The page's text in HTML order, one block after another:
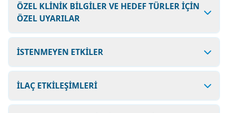
ÖZEL KLİNİK BİLGİLER VE HEDEF TÜRLER İÇİN
ÖZEL UYARILAR
İSTENMEYEN ETKİLER
İLAÇ ETKİLEŞİMLERİ